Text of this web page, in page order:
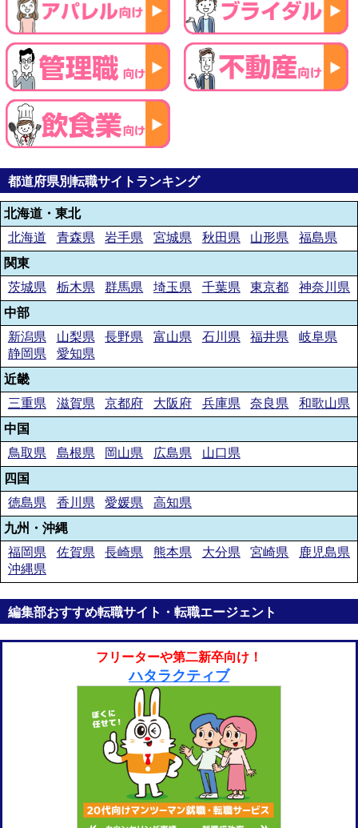
都道府県別転職サイトランキング
北海道・東北
北海道
青森県 岩手県 宮城県 秋田県 山形県
福島県
関東
茨城県
栃木県 群馬県 埼玉県 千葉県 東京都
神奈川県
中部
新潟県
山梨県 長野県 富山県 石川県 福井県
岐阜県
静岡県
愛知県
近畿
三重県
滋賀県 京都府 大阪府 兵庫県 奈良県
和歌山県
中国
鳥取県
島根県 岡山県 広島県
山口県
四国
徳島県
香川県 愛媛県
高知県
九州・沖縄
福岡県
佐賀県 長崎県 熊本県 大分県 宮崎県
鹿児島県
沖縄県
編集部おすすめ転職サイト・転職エージェント
フリーターや第二新卒向け！
ハタラクティブ